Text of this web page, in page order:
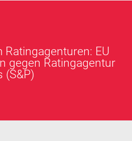
EU
gegen Ratingagentur
(S&P)